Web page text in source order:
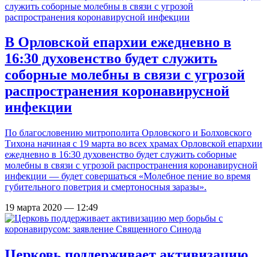
В Орловской епархии ежедневно в
16:30 духовенство будет служить
соборные молебны в связи с угрозой
распространения коронавирусной
инфекции
По благословению митрополита Орловского и Болховского
Тихона начиная с 19 марта во всех храмах Орловской епархии
ежедневно в 16:30 духовенство будет служить соборные
молебны в связи с угрозой распространения коронавирусной
инфекции — будет совершаться «Молебное пение во время
губительного поветрия и смертоносныя заразы».
19 марта 2020 — 12:49